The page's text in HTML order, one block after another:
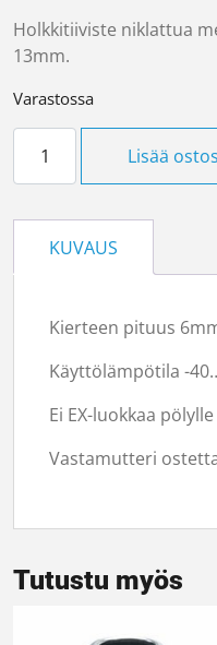
Holkkitiiviste niklattua
13mm.
Varastossa
Lisää
KUVAUS
Kierteen pituus
Käyttölämpötila -
Ei EX-luokkaa
Vastamutteri
Tutustu myös